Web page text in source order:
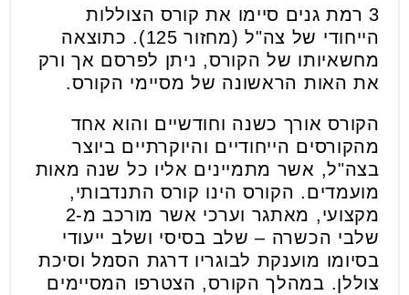
3 רמת גנים סיימו את קורס הצוללות
הייחודי של צה"ל (מחזור 125). כתוצאה
מחשאיותו של הקורס, ניתן לפרסם אך ורק
את האות הראשונה של מסיימי הקורס.
הקורס אורך כשנה וחודשיים והוא אחד
מהקורסים הייחודיים והיוקרתיים ביוצר
בצה"ל, אשר מתמיינים אליו כל שנה מאות
מועמדים. הקורס הינו קורס התנדבותי,
מקצועי, מאתגר וערכי אשר מורכב מ-2
שלבי הכשרה – שלב בסיסי ושלב ייעודי
בסיומו מוענקת לבוגריו דרגת הסמל וסיכת
צוללן. במהלך הקורס, הצטרפו המסיימים